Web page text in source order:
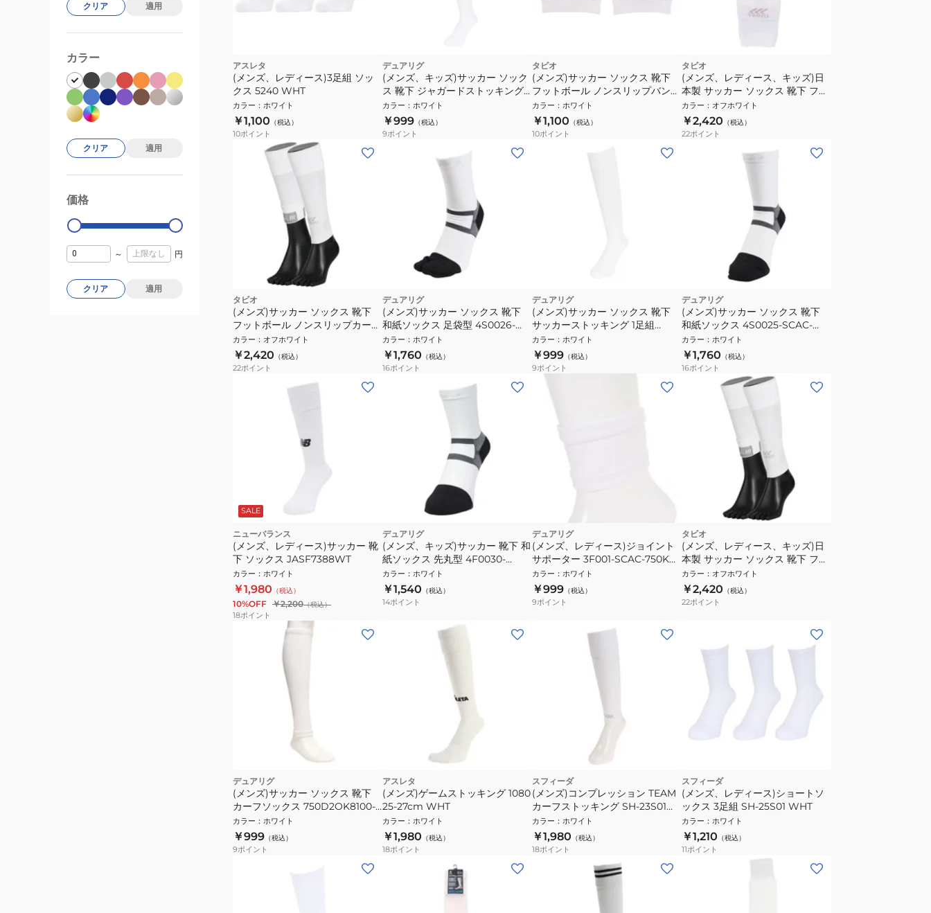
アスレタ
(メンズ、レディース)3足組 ソッ
クス 5240 WHT
カラー ： ホワイト
￥1,100 （税込）
10ポイント
デュアリグ
(メンズ、キッズ)サッカー ソック
ス 靴下 ジャガードストッキング 1
足組 3S0054-SCAC-750OK
WHT
カラー ： ホワイト
￥999 （税込）
9ポイント
タビオ
(メンズ)サッカー ソックス 靴下
フットボール ノンスリップバンド
072190004 09
カラー ： ホワイト
￥1,100 （税込）
10ポイント
タビオ
(メンズ、レディース、キッズ)日
本製 サッカー ソックス 靴下 フッ
トボールノンスリップカーフ
072400015 09
カラー ： オフホワイト
￥2,420 （税込）
22ポイント
タビオ
(メンズ)サッカー ソックス 靴下
フットボール ノンスリップカーフ
Lサイズ 072400115 09
カラー ： オフホワイト
￥2,420 （税込）
22ポイント
デュアリグ
(メンズ)サッカー ソックス 靴下
和紙ソックス 足袋型 4S0026-
SCAC-750KM WHT
カラー ： ホワイト
￥1,760 （税込）
16ポイント
デュアリグ
(メンズ)サッカー ソックス 靴下
サッカーストッキング 1足組
3S0051-SCAC-750OK WHT-M
速乾
カラー ： ホワイト
￥999 （税込）
9ポイント
デュアリグ
(メンズ)サッカー ソックス 靴下
和紙ソックス 4S0025-SCAC-
750KM WHT
カラー ： ホワイト
￥1,760 （税込）
16ポイント
SALE
ニューバランス
(メンズ、レディース)サッカー 靴
下 ソックス JASF7388WT
カラー ： ホワイト
￥1,980 （税込）
10%OFF ￥2,200（税込）
18ポイント
デュアリグ
(メンズ、キッズ)サッカー 靴下 和
紙ソックス 先丸型 4F0030-
SCAC-750KM WHT
カラー ： ホワイト
￥1,540 （税込）
14ポイント
デュアリグ
(メンズ、レディース)ジョイント
サポーター 3F001-SCAC-750KO
WHT
カラー ： ホワイト
￥999 （税込）
9ポイント
タビオ
(メンズ、レディース、キッズ)日
本製 サッカー ソックス 靴下 フッ
トボールノンスリップカーフ
071400015 09
カラー ： オフホワイト
￥2,420 （税込）
22ポイント
デュアリグ
(メンズ)サッカー ソックス 靴下
カーフソックス 750D2OK8100-
WHT-M 25-27cm
カラー ： ホワイト
￥999 （税込）
9ポイント
アスレタ
(メンズ)ゲームストッキング 1080
25-27cm WHT
カラー ： ホワイト
￥1,980 （税込）
18ポイント
スフィーダ
(メンズ)コンプレッション TEAM
カーフストッキング SH-23S01
WHT
カラー ： ホワイト
￥1,980 （税込）
18ポイント
スフィーダ
(メンズ、レディース)ショートソ
ックス 3足組 SH-25S01 WHT
カラー ： ホワイト
￥1,210 （税込）
11ポイント
クリア 適用
カラー
クリア 適用
価格
0
～ 円
クリア 適用